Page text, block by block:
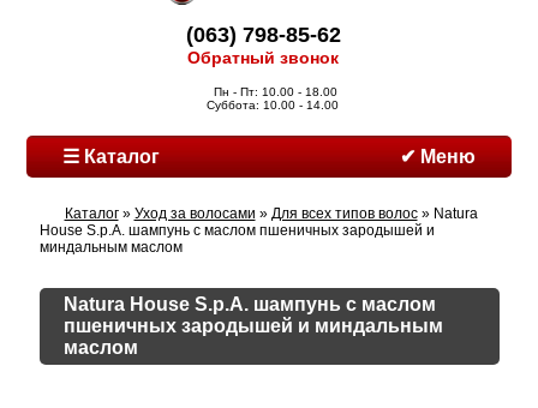
(063) 798-85-62
Обратный звонок
Пн - Пт: 10.00 - 18.00
Суббота: 10.00 - 14.00
☰ Каталог ✔ Меню
Каталог» Уход за волосами » Для всех типов волос» Natura
House S.p.A. шампунь с маслом пшеничных зародышей и
миндальным маслом
Natura House S.p.A. шампунь с маслом
пшеничных зародышей и миндальным
маслом